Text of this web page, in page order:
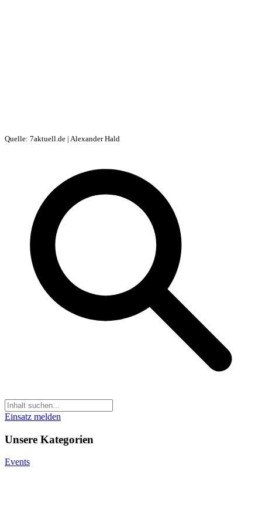
Quelle: 7aktuell.de | Alexander Hald
Einsatz melden
Unsere Kategorien
Events